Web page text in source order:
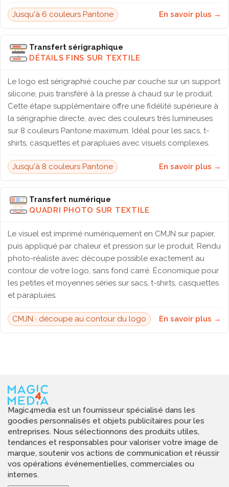
Jusqu'à 6 couleurs Pantone En savoir plus →
Transfert sérigraphique
DÉTAILS FINS SUR TEXTILE
Le logo est sérigraphié couche par couche sur un support
silicone, puis transféré à la presse à chaud sur le produit.
Cette étape supplémentaire offre une fidélité supérieure à
la sérigraphie directe, avec des couleurs très lumineuses
sur 8 couleurs Pantone maximum. Idéal pour les sacs, t-
shirts, casquettes et parapluies avec visuels complexes.
Jusqu'à 8 couleurs Pantone En savoir plus →
Transfert numérique
QUADRI PHOTO SUR TEXTILE
Le visuel est imprimé numériquement en CMJN sur papier,
puis appliqué par chaleur et pression sur le produit. Rendu
photo-réaliste avec découpe possible exactement au
contour de votre logo, sans fond carré. Économique pour
les petites et moyennes séries sur sacs, t-shirts, casquettes
et parapluies.
CMJN · découpe au contour du logo En savoir plus →
Magic4media est un fournisseur spécialisé dans les
goodies personnalisés et objets publicitaires pour les
entreprises. Nous sélectionnons des produits utiles,
tendances et responsables pour valoriser votre image de
marque, soutenir vos actions de communication et réussir
vos opérations événementielles, commerciales ou
internes.